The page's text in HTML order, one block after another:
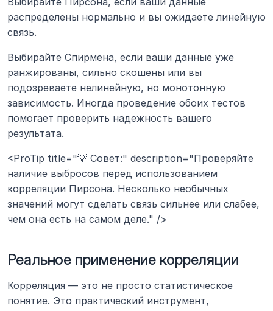
распределены нормально и вы ожидаете линейную
связь.
Выбирайте Спирмена, если ваши данные уже
ранжированы, сильно скошены или вы
подозреваете нелинейную, но монотонную
зависимость. Иногда проведение обоих тестов
помогает проверить надежность вашего
результата.
<ProTip title="💡 Совет:" description="Проверяйте
наличие выбросов перед использованием
корреляции Пирсона. Несколько необычных
значений могут сделать связь сильнее или слабее,
чем она есть на самом деле." />
Реальное применение корреляции
Корреляция — это не просто статистическое
понятие. Это практический инструмент,